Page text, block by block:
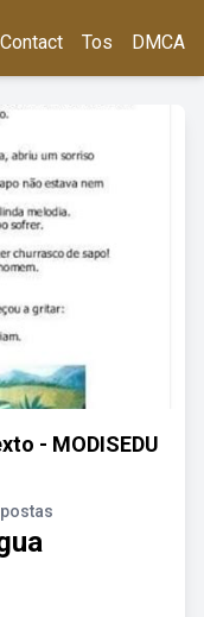
Contact Tos DMCA
- MODISEDU